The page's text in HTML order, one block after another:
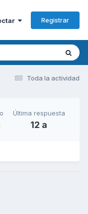
Registrar
Toda la actividad
Última respuesta
12 a